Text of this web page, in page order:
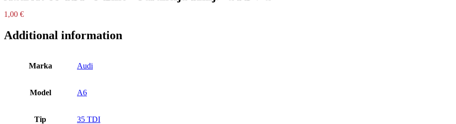
1,00 €
Additional information
Marka Audi
Model A6
Tip 35 TDI